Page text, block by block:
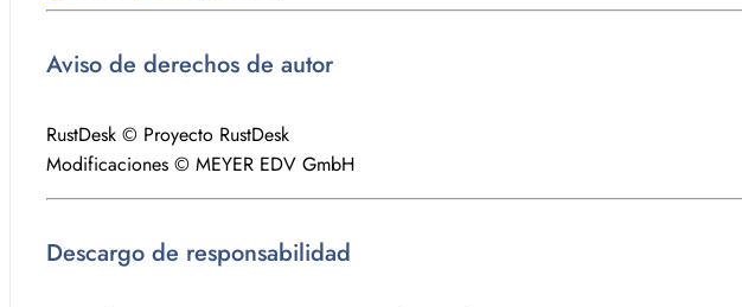
Aviso de derechos de autor
RustDesk © Proyecto RustDesk
Modificaciones © MEYER EDV GmbH
Descargo de responsabilidad